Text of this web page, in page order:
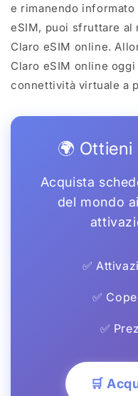
e rimanendo
eSIM, puoi sfruttare al
Claro eSIM online.
Claro eSIM online
connettività virtuale a
🌍 Ottieni
Acquista
del mondo
✅
✅
✅
🛒